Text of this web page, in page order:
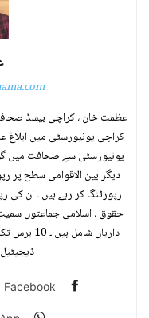
کراچی یونیورسٹی میں ابلاغ
یونیورسٹی سے صحافت میں
رپورٹنگ کر رہے ہیں ۔ ان کی
داریاں
Facebook